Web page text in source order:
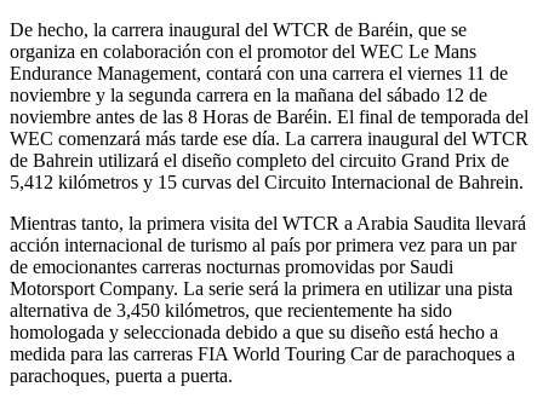
De hecho, la carrera inaugural del WTCR de Baréin, que se
organiza en colaboración con el promotor del WEC Le Mans
Endurance Management, contará con una carrera el viernes 11 de
noviembre y la segunda carrera en la mañana del sábado 12 de
noviembre antes de las 8 Horas de Baréin. El final de temporada del
WEC comenzará más tarde ese día. La carrera inaugural del WTCR
de Bahrein utilizará el diseño completo del circuito Grand Prix de
5,412 kilómetros y 15 curvas del Circuito Internacional de Bahrein.
Mientras tanto, la primera visita del WTCR a Arabia Saudita llevará
acción internacional de turismo al país por primera vez para un par
de emocionantes carreras nocturnas promovidas por Saudi
Motorsport Company. La serie será la primera en utilizar una pista
alternativa de 3,450 kilómetros, que recientemente ha sido
homologada y seleccionada debido a que su diseño está hecho a
medida para las carreras FIA World Touring Car de parachoques a
parachoques, puerta a puerta.